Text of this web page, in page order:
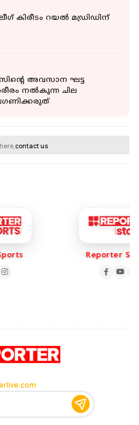
കിരീടം റയൽ മഡ്രിഡിന്
അവസാന ഘട്ട
നല്‍കുന്ന ചില
contact us
Reporter